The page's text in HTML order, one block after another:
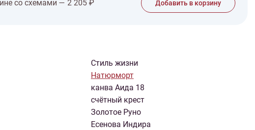
со схемами — 2 205 ₽ Добавить в корзину
Стиль жизни
Натюрморт
канва Аида 18
счётный крест
Золотое Руно
Есенова Индира